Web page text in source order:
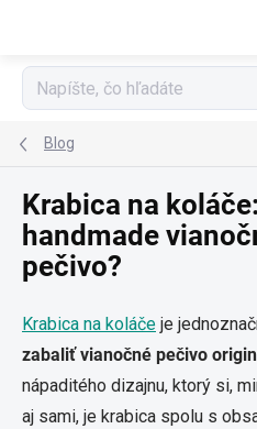
Blog
Krabica na
handmade
pečivo?
Krabica na koláče je
zabaliť vianočné pečivo
nápaditého dizajnu, ktorý si,
aj sami, je krabica spolu s